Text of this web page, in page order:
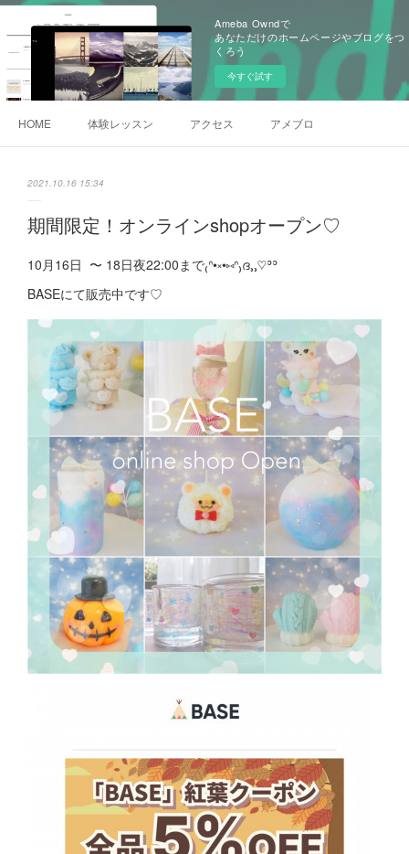
Ameba Owndで
あなただけのホームページやブログをつ
くろう
今すぐ試す
HOME 体験レッスン アクセス アメブロ
2021.10.16 15:34
期間限定！オンラインshopオープン♡
10月16日 〜 18日夜22:00まで₍ᐢ•༝•⑅ᐢ₎ദ⸒⸒♡ʾʾ
BASEにて販売中です♡